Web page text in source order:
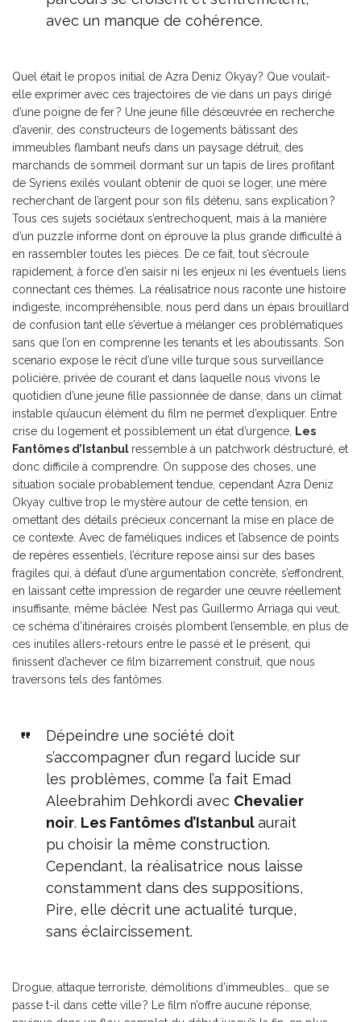
avec un manque de cohérence.
Quel était le propos initial de Azra Deniz Okyay? Que voulait-
elle exprimer avec ces trajectoires de vie dans un pays dirigé
d’une poigne de fer ? Une jeune fille désœuvrée en recherche
d’avenir, des constructeurs de logements bâtissant des
immeubles flambant neufs dans un paysage détruit, des
marchands de sommeil dormant sur un tapis de lires profitant
de Syriens exilés voulant obtenir de quoi se loger, une mère
recherchant de l’argent pour son fils détenu, sans explication ?
Tous ces sujets sociétaux s’entrechoquent, mais à la manière
d’un puzzle informe dont on éprouve la plus grande difficulté à
en rassembler toutes les pièces. De ce fait, tout s’écroule
rapidement, à force d’en saisir ni les enjeux ni les éventuels liens
connectant ces thèmes. La réalisatrice nous raconte une histoire
indigeste, incompréhensible, nous perd dans un épais brouillard
de confusion tant elle s’évertue à mélanger ces problématiques
sans que l’on en comprenne les tenants et les aboutissants. Son
scenario expose le récit d’une ville turque sous surveillance
policière, privée de courant et dans laquelle nous vivons le
quotidien d’une jeune fille passionnée de danse, dans un climat
instable qu’aucun élément du film ne permet d’expliquer. Entre
crise du logement et possiblement un état d’urgence, Les
Fantômes d’Istanbul ressemble à un patchwork déstructuré, et
donc difficile à comprendre. On suppose des choses, une
situation sociale probablement tendue, cependant Azra Deniz
Okyay cultive trop le mystère autour de cette tension, en
omettant des détails précieux concernant la mise en place de
ce contexte. Avec de faméliques indices et l’absence de points
de repères essentiels, l’écriture repose ainsi sur des bases
fragiles qui, à défaut d’une argumentation concrète, s’effondrent,
en laissant cette impression de regarder une œuvre réellement
insuffisante, même bâclée. N’est pas Guillermo Arriaga qui veut,
ce schéma d’itinéraires croisés plombent l’ensemble, en plus de
ces inutiles allers-retours entre le passé et le présent, qui
finissent d’achever ce film bizarrement construit, que nous
traversons tels des fantômes.
Dépeindre une société doit
s’accompagner d’un regard lucide sur
les problèmes, comme l’a fait Emad
Aleebrahim Dehkordi avec Chevalier
noir. Les Fantômes d’Istanbulaurait
pu choisir la même construction.
Cependant, la réalisatrice nous laisse
constamment dans des suppositions,
Pire, elle décrit une actualité turque,
sans éclaircissement.
Drogue, attaque terroriste, démolitions d’immeubles… que se
passe t-il dans cette ville ? Le film n’offre aucune réponse,